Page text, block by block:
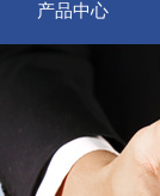
产品中心